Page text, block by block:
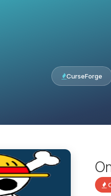
CurseForge